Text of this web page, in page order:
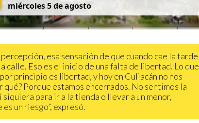
miércoles 5 de agosto
esa sensación de que cuando cae la tarde
calle. Eso es el inicio de una falta de libertad. Lo que
principio es libertad, y hoy en Culiacán no nos
qué? Porque estamos encerrados. No sentimos la
para ir a la tienda o llevar a un menor,
un riesgo”, expresó.